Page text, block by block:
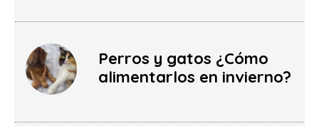
Perros y gatos ¿Cómo
alimentarlos en invierno?